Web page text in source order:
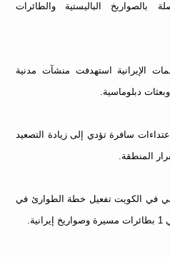
بالصواريخ الباليستية والطائرات
الإيرانية استهدفت منشآت مدنية
دبلوماسية.
سافرة تؤدي إلى زيادة التصعيد
المنطقة.
في الكويت تفعيل خطة الطوارئ في